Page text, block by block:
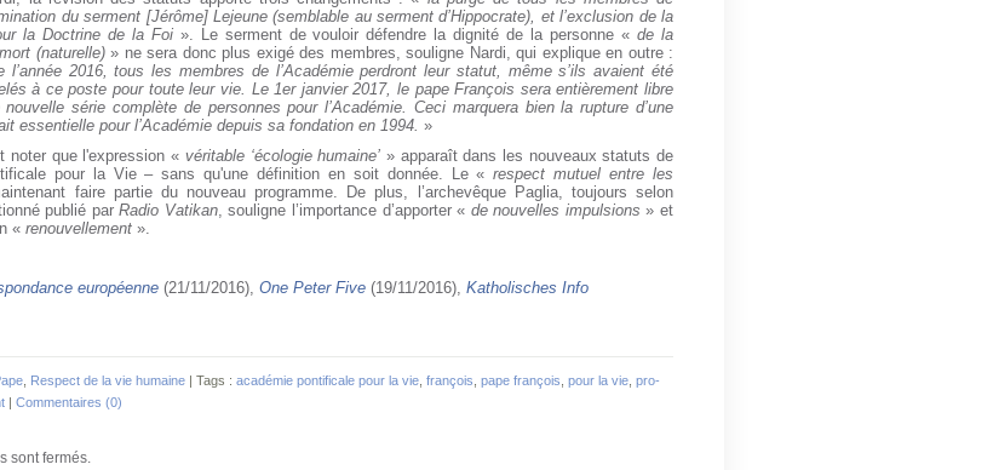
du serment [Jérôme] Lejeune (semblable au serment d’Hippocrate), et l’exclusion de la
la Doctrine de la Foi». Le serment de vouloir défendre la dignité de la personne «de la
(naturelle)» ne sera donc plus exigé des membres, souligne Nardi, qui explique en outre :
2016, tous les membres de l’Académie perdront leur statut, même s’ils avaient été
à ce poste pour toute leur vie. Le 1erjanvier 2017, le pape François sera entièrement libre
série complète de personnes pour l’Académie. Ceci marquera bien la rupture d’une
essentielle pour l’Académie depuis sa fondation en 1994. »
noter que l'expression « véritable ‘écologie humaine’ » apparaît dans les nouveaux statuts de
pour la Vie – sans qu'une définition en soit donnée. Le «respect mutuel entre les
faire partie du nouveau programme.
De plus, l’archevêque Paglia, toujours selon
publié parRadio Vatikan, souligne l’importance d’apporter « de nouvelles impulsions» et
« renouvellement ».
européenne (21/11/2016), One Peter Five (19/11/2016), Katholisches Info
Respect de la vie humaine | Tags : académie pontificale pour la vie françois pape françois pour la vie pro-
| Commentaires (0)
sont fermés.